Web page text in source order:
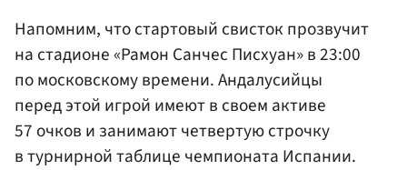
Напомним, что стартовый свисток прозвучит
на стадионе «Рамон Санчес Писхуан» в 23:00
по московскому времени. Андалусийцы
перед этой игрой имеют в своем активе
57 очков и занимают четвертую строчку
в турнирной таблице чемпионата Испании.